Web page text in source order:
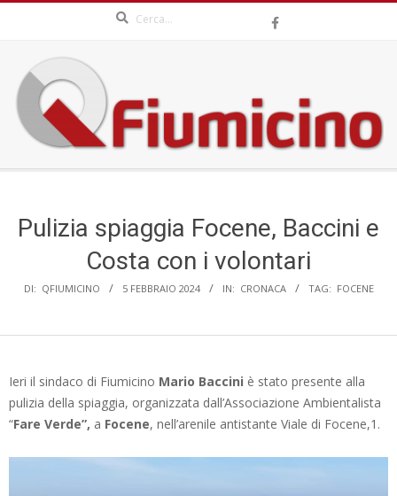
content
QFIUMICINO.COM
MenuPulizia spiaggia Focene, Baccini e
Costa con i volontari
DI: QFIUMICINO 5 FEBBRAIO 2024 IN: CRONACA TAG: FOCENE
Ieri il sindaco di Fiumicino Mario Baccini è stato presente alla
pulizia della spiaggia, organizzata dall’Associazione Ambientalista
“Fare Verde”, a Focene, nell’arenile antistante Viale di Focene,1.